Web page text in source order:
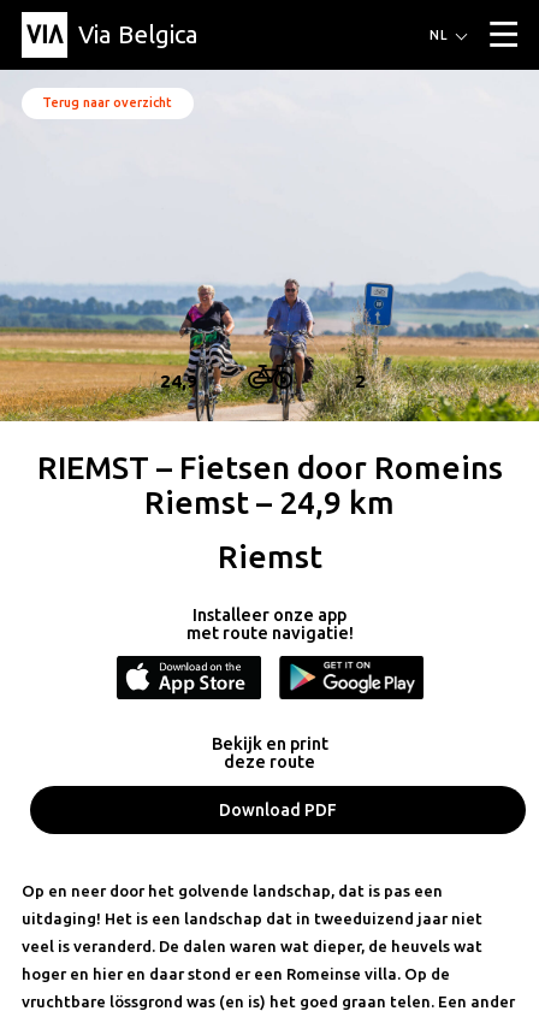
Via Belgica ▼
Contact
Pers
Gemeentes
NL
Terug naar overzicht
24,9 2
RIEMST – Fietsen door Romeins
Riemst – 24,9 km
Riemst
Installeer onze app
met route navigatie!
Bekijk en print
deze route
Download PDF
Op en neer door het golvende landschap, dat is pas een
uitdaging! Het is een landschap dat in tweeduizend jaar niet
veel is veranderd. De dalen waren wat dieper, de heuvels wat
hoger en hier en daar stond er een Romeinse villa. Op de
vruchtbare lössgrond was (en is) het goed graan telen. Een ander